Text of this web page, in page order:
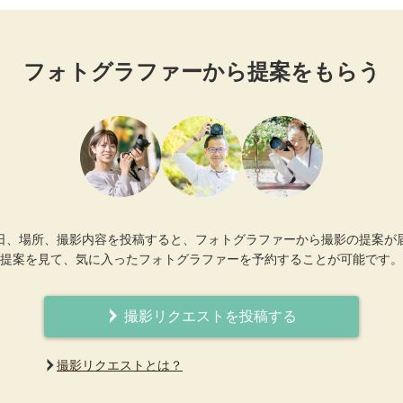
フォトグラファーから提案をもらう
、場所、撮影内容を投稿すると、フォトグラファーから撮影の提案が
提案を見て、気に入ったフォトグラファーを予約することが可能です。
撮影リクエストを投稿する
撮影リクエストとは？